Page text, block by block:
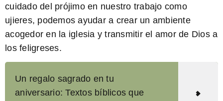
cuidado del prójimo en nuestro trabajo como
ujieres, podemos ayudar a crear un ambiente
acogedor en la iglesia y transmitir el amor de Dios a
los feligreses.
Un regalo sagrado en tu
aniversario: Textos bíblicos que